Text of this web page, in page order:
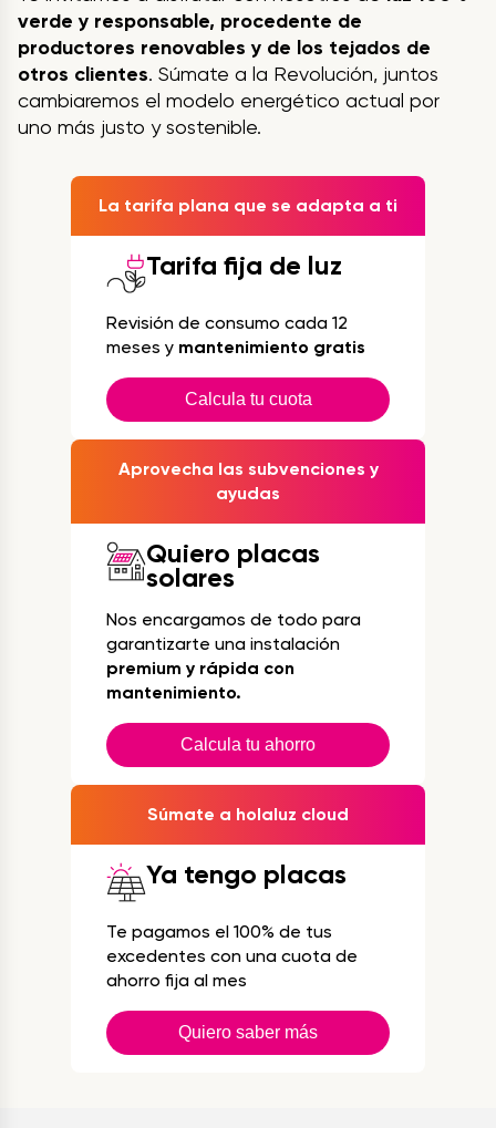
verde y responsable, procedente de
productores renovables y de los tejados de
otros clientes. Súmate a la Revolución, juntos
cambiaremos el modelo energético actual por
uno más justo y sostenible.
La tarifa plana que se adapta a ti
Tarifa fija de luz
Revisión de consumo cada 12
meses y mantenimiento gratis
Calcula tu cuota
Aprovecha las subvenciones y
ayudas
Quiero placas
solares
Nos encargamos de todo para
garantizarte una instalación
premium y rápida con
mantenimiento.
Calcula tu ahorro
Súmate a holaluz cloud
Ya tengo placas
Te pagamos el 100% de tus
excedentes con una cuota de
ahorro fija al mes
Quiero saber más